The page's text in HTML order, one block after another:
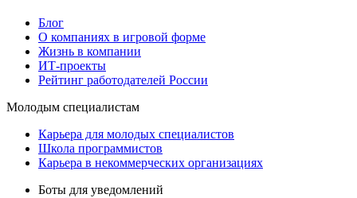
Блог
О компаниях в игровой форме
Жизнь в компании
ИТ-проекты
Рейтинг работодателей России
Молодым специалистам
Карьера для молодых специалистов
Школа программистов
Карьера в некоммерческих организациях
Боты для уведомлений